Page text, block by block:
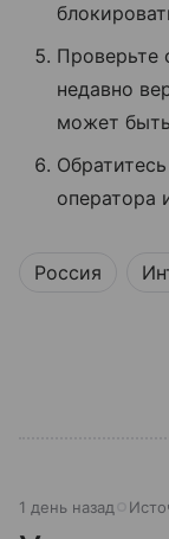
Проверьте
недавно
может
оператора
Россия
1 день назад